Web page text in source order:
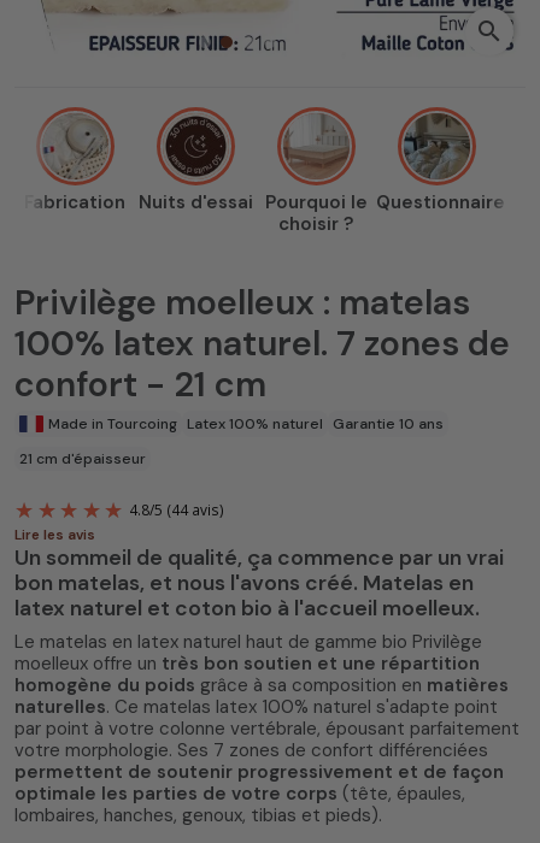
search
Fabrication Nuits d'essai Pourquoi le
choisir ?
Questionnaire
Privilège moelleux : matelas
100% latex naturel. 7 zones de
confort - 21 cm
4.8/5 (44 avis)
Made in Tourcoing Latex 100% naturel
Garantie 10 ans
21 cm d'épaisseur
Lire les avis
Un sommeil de qualité, ça commence par un vrai
bon matelas, et nous l'avons créé. Matelas en
latex naturel et coton bio à l'accueil moelleux.
Le matelas en latex naturel haut de gamme bio Privilège
moelleux offre un très bon soutien et une répartition
homogène du poids grâce à sa composition en matières
naturelles. Ce matelas latex 100% naturel s'adapte point
par point à votre colonne vertébrale, épousant parfaitement
votre morphologie. Ses 7 zones de confort différenciées
permettent de soutenir progressivement et de façon
optimale les parties de votre corps (tête, épaules,
lombaires, hanches, genoux, tibias et pieds).